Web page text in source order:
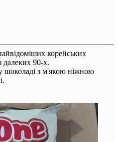
корейських
далеких 90-х.
шоколаді з м'якою ніжною